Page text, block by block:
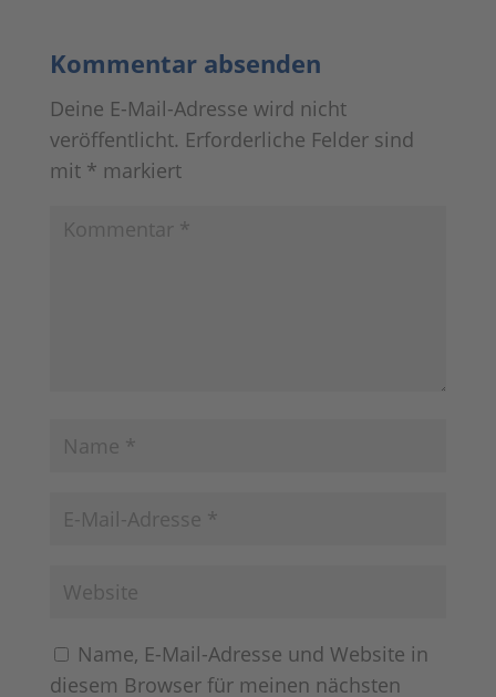
Kommentar absenden
Deine E-Mail-Adresse wird nicht
veröffentlicht. Erforderliche Felder sind
mit * markiert
Name, E-Mail-Adresse und Website in
diesem Browser für meinen nächsten